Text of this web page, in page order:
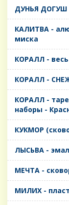
ДУНЬЯ ДОГУШ
КАЛИТВА -
миска
КОРАЛЛ -
КОРАЛЛ -
КОРАЛЛ -
наборы -
КУКМОР
ЛЫСЬВА -
МЕЧТА -
МИЛИХ -